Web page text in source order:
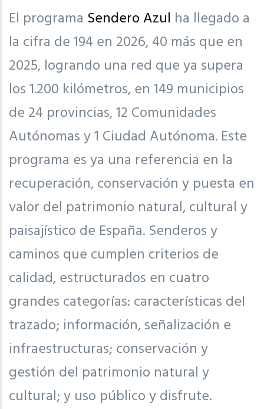
El programa Sendero Azul ha llegado a
la cifra de 194 en 2026, 40 más que en
2025, logrando una red que ya supera
los 1.200 kilómetros, en 149 municipios
de 24 provincias, 12 Comunidades
Autónomas y 1 Ciudad Autónoma. Este
programa es ya una referencia en la
recuperación, conservación y puesta en
valor del patrimonio natural, cultural y
paisajístico de España. Senderos y
caminos que cumplen criterios de
calidad, estructurados en cuatro
grandes categorías: características del
trazado; información, señalización e
infraestructuras; conservación y
gestión del patrimonio natural y
cultural; y uso público y disfrute.